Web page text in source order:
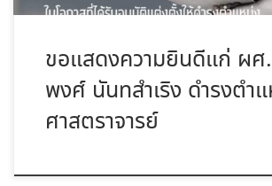
ขอแสดงความยินดีแก่ ผ
พงศ์ นันทสำเริง ดำรงตำ
ศาสตราจารย์